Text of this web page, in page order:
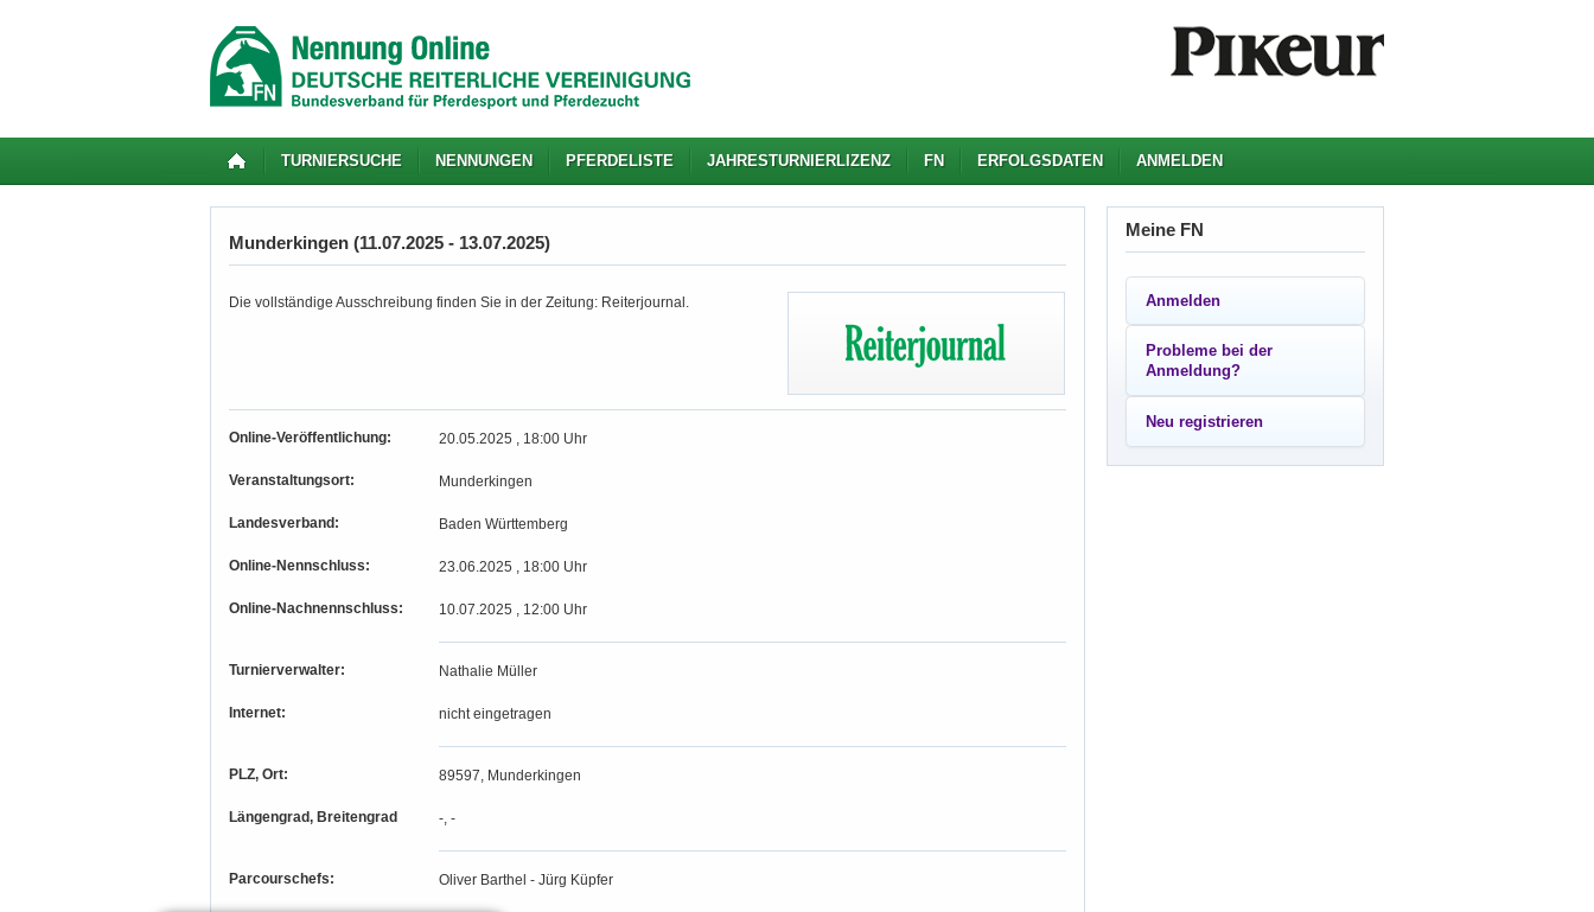
TURNIERSUCHE NENNUNGEN PFERDELISTE JAHRESTURNIERLIZENZ FN ERFOLGSDATEN ANMELDEN
Munderkingen (11.07.2025 - 13.07.2025)
Die vollständige Ausschreibung finden Sie in der Zeitung: Reiterjournal.
Online-Veröffentlichung: 20.05.2025 , 18:00 Uhr
Veranstaltungsort: Munderkingen
Landesverband: Baden Württemberg
Online-Nennschluss: 23.06.2025 , 18:00 Uhr
Online-Nachnennschluss: 10.07.2025 , 12:00 Uhr
Turnierverwalter: Nathalie Müller
Internet: nicht eingetragen
PLZ, Ort: 89597, Munderkingen
Längengrad, Breitengrad -, -
Parcourschefs: Oliver Barthel - Jürg Küpfer
Meine FN
Anmelden
Probleme bei der
Anmeldung?
Neu registrieren